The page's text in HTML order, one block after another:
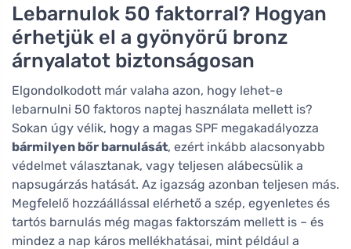
Lebarnulok 50 faktorral? Hogyan
érhetjük el a gyönyörű bronz
árnyalatot biztonságosan
Elgondolkodott már valaha azon, hogy lehet-e
lebarnulni 50 faktoros naptej használata mellett is?
Sokan úgy vélik, hogy a magas SPF megakadályozza
bármilyen bőr barnulását, ezért inkább alacsonyabb
védelmet választanak, vagy teljesen alábecsülik a
napsugárzás hatását. Az igazság azonban teljesen más.
Megfelelő hozzáállással elérhető a szép, egyenletes és
tartós barnulás még magas faktorszám mellett is – és
mindez a nap káros mellékhatásai, mint például a